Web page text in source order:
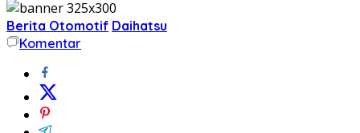
Berita Otomotif Daihatsu
Komentar